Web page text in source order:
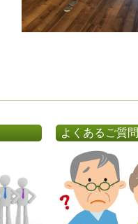
よくあるご質問